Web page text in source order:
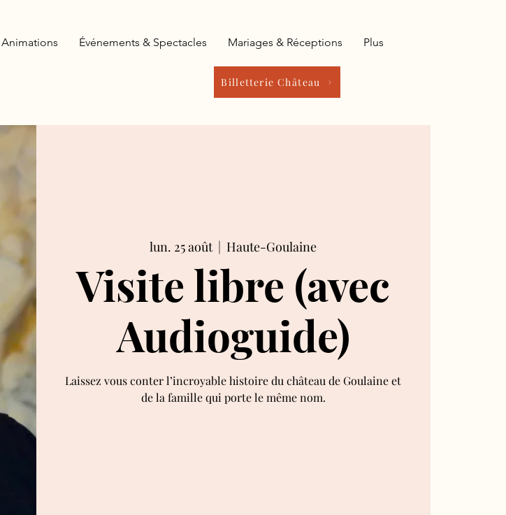
Billetterie Château
Événements & Spectacles Mariages & Réceptions Plus
lun. 25 août
  |
Haute-Goulaine
Visite libre (avec
Audioguide)
Laissez vous conter l’incroyable histoire du château de Goulaine et
de la famille qui porte le même nom.